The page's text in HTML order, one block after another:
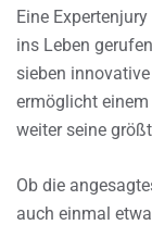
Eine
ins Leben
sieben
ermöglicht
weiter seine
Ob die
auch einmal